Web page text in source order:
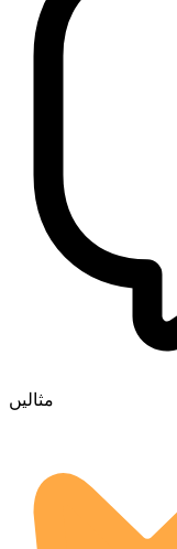
مثالیں